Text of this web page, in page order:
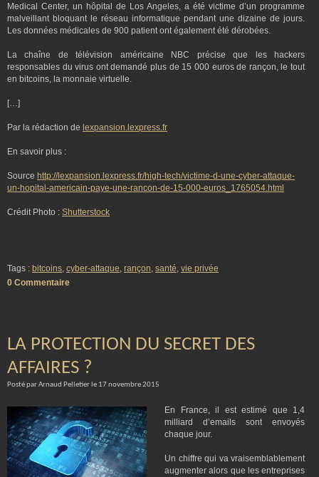
Medical Center, un hôpital de Los Angeles, a été victime d’un programme
malveillant bloquant le réseau informatique pendant une dizaine de jours.
Les données médicales de 900 patient ont également été dérobées.
La chaîne de télévision américaine NBC précise que les hackers
responsables du virus ont demandé plus de 15 000 euros de rançon, le tout
en bitcoins, la monnaie virtuelle.
[…]
Par la rédaction de lexpansion.lexpress.fr
En savoir plus :
Source http://lexpansion.lexpress.fr/high-tech/victime-d-une-cyber-attaque-
un-hopital-americain-paye-une-rancon-de-15-000-euros_1765054.html
Crédit Photo : Shutterstock
Tags : bitcoins, cyber-attaque, rançon, santé, vie privée
0 Commentaire
LA PROTECTION DU SECRET DES
AFFAIRES ?
Posté par Arnaud Pelletier le 17 novembre 2015
En France, il est estimé que 1,4
milliard d’emails sont envoyés
chaque jour.
Un chiffre qui va vraisemblablement
augmenter alors que les entreprises